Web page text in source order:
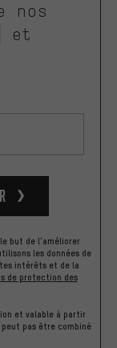
nos
et
but de l'améliorer
les données de
intérêts et de la
de protection des
et valable à partir
pas être combiné